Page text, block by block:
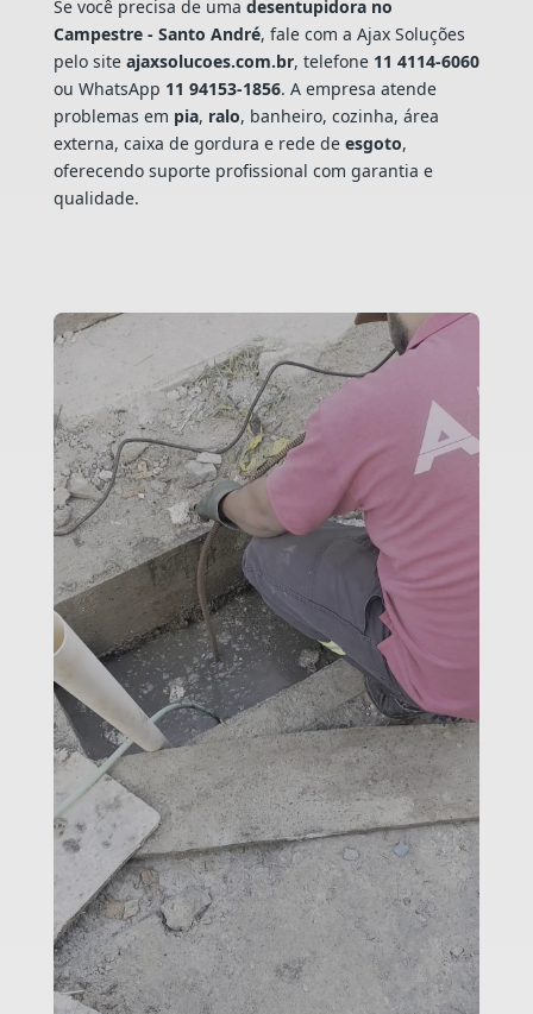
Se você precisa de uma desentupidora no
Campestre - Santo André, fale com a Ajax Soluções
pelo site ajaxsolucoes.com.br, telefone 11 4114-6060
ou WhatsApp 11 94153-1856. A empresa atende
problemas em pia, ralo, banheiro, cozinha, área
externa, caixa de gordura e rede de esgoto,
oferecendo suporte profissional com garantia e
qualidade.